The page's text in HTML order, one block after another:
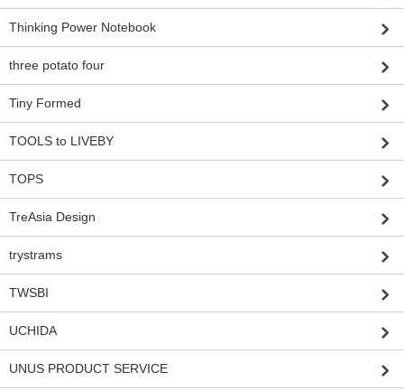
Thinking Power Notebook
three potato four
Tiny Formed
TOOLS to LIVEBY
TOPS
TreAsia Design
trystrams
TWSBI
UCHIDA
UNUS PRODUCT SERVICE